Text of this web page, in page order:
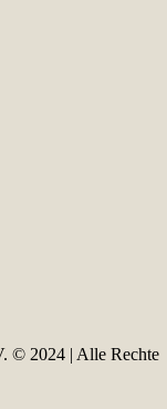
© 2024 | Alle Rechte